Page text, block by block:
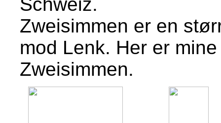
Zweisimmen er en
mod Lenk. Her er
Zweisimmen.